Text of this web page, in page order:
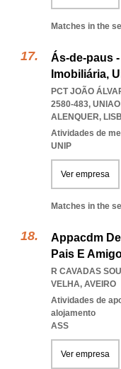
Matches in the
Ás-de-paus
Imobiliária,
PCT JOÃO
2580-483,
ALENQUER,
Atividades de
UNIP
Ver empresa
Matches in the
Appacdm
Pais E
R CAVADAS
VELHA, AVEIRO
Atividades de
alojamento
ASS
Ver empresa